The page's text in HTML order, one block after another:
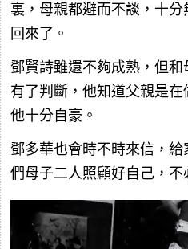
裏，母親都避而不談，十
回來了。
鄧賢詩雖還不夠成熟，但
有了判斷，他知道父親是
他十分自豪。
鄧多華也會時不時來信，
們母子二人照顧好自己，不